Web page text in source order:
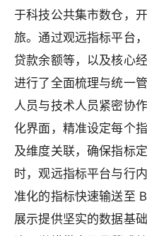
于科技公共集市数仓，
旅。通过观远指标平台
贷款余额等，以及核心
进行了全面梳理与统一
人员与技术人员紧密协
化界面，精准设定每个
及维度关联，确保指标
时，观远指标平台与行
准化的指标快速输送至
展示提供坚实的数据基础